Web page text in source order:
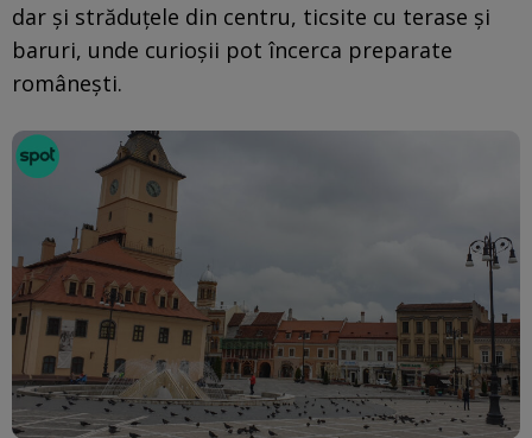
dar și străduțele din centru, ticsite cu terase și
baruri, unde curioșii pot încerca preparate
românești.